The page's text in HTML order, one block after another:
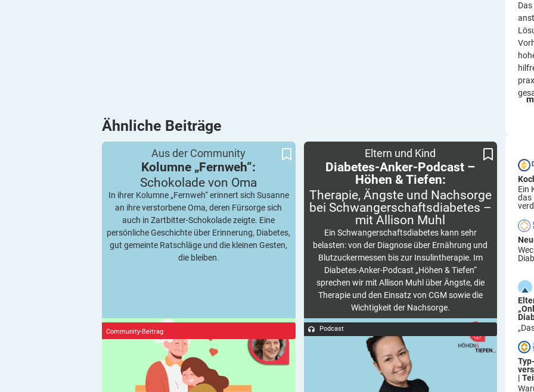
Ähnliche Beiträge
Aus der Community
Kolumne „Fernweh“:
Schokolade von Oma
In ihrer Kolumne „Fernweh“ erinnert sich Susanne
an ihre verstorbene Oma, deren Fürsorge sich
auch in Zartbitter-Schokolade zeigte. Eine
persönliche Geschichte über Erinnerung, Diabetes,
gut gemeinte Ratschläge und die kleinen Gesten,
die bleiben.
Community-Beitrag
Diabetes-Anker-Podcast – Höhen & Tiefen:
Schwangerschafts­diabetes – mit Allison Muhl
Eltern und Kind
Diabetes-Anker-Podcast –
Höhen & Tiefen:
Therapie, Ängste und Nachsorge
bei Schwangerschafts­diabetes –
mit Allison Muhl
Ein Schwangerschaftsdiabetes kann sehr
belasten: von der Diagnose über Ernährung und
Blutzuckermessen bis zur Insulintherapie. Im
Diabetes-Anker-Podcast „Höhen & Tiefen“
sprechen wir mit Allison Muhl über Ängste, die
Therapie und den Einsatz von CGM sowie die
Wichtigkeit der Nachsorge.
Podcast
Ein
das
|